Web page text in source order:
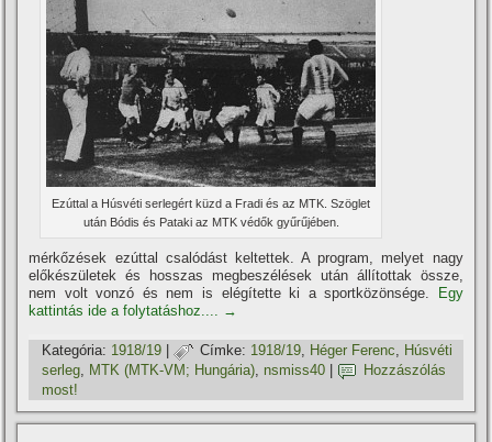
Ezúttal a Húsvéti serlegért küzd a Fradi és az MTK. Szöglet
után Bódis és Pataki az MTK védők gyűrűjében.
mérkőzések ezúttal csalódást keltettek. A program, melyet nagy
előkészületek és hosszas megbeszélések után állí­tottak össze,
nem volt vonzó és nem is elégí­tette ki a sportközönsége.
Egy
kattintás ide a folytatáshoz.... →
Kategória: 1918/19 | Címke: 1918/19, Héger Ferenc, Húsvéti
serleg, MTK (MTK-VM; Hungária), nsmiss40
Hozzászólás
most!